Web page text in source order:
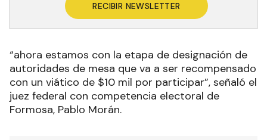
RECIBIR NEWSLETTER
“ahora estamos con la etapa de designación de
autoridades de mesa que va a ser recompensado
con un viático de $10 mil por participar”, señaló el
juez federal con competencia electoral de
Formosa, Pablo Morán.